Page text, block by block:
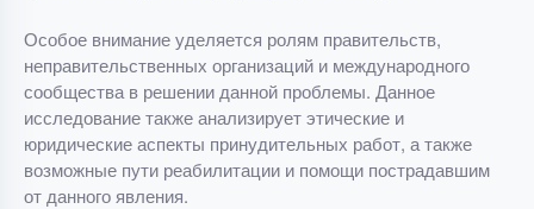
Особое внимание уделяется ролям правительств,
неправительственных организаций и международного
сообщества в решении данной проблемы. Данное
исследование также анализирует этические и
юридические аспекты принудительных работ, а также
возможные пути реабилитации и помощи пострадавшим
от данного явления.